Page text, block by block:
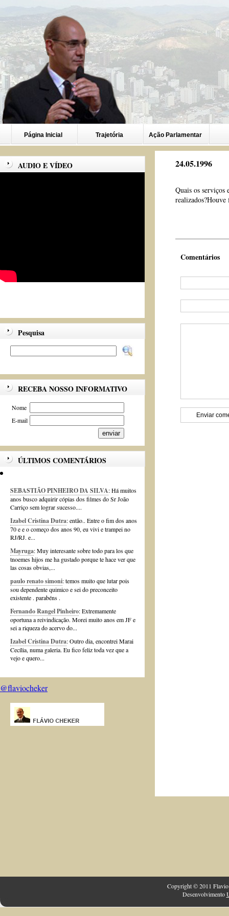
Página Inicial Trajetória Ação Parlamentar
AUDIO E VÍDEO
Pesquisa
RECEBA NOSSO INFORMATIVO
Nome
E-mail
ÚLTIMOS COMENTÁRIOS
SEBASTIÃO PINHEIRO DA SILVA: Há muitos
anos busco adquirir cópias dos filmes do Sr João
Carriço sem lograr sucesso....
Izabel Cristina Dutra: então.. Entre o fim dos anos
70 e e o começo dos anos 90, eu vivi e trampei no
RJ/RJ. e...
Mayruga: Muy interesante sobre todo para los que
tnoemes hijos me ha gustado porque te hace ver que
las cosas obvias,...
paulo renato simoni: temos muito que lutar pois
sou dependente quimico e sei do preconceito
existente . parabéns .
Fernando Rangel Pinheiro: Extremamente
oportuna a reivindicação. Morei muito anos em JF e
sei a riqueza do acervo do...
Izabel Cristina Dutra: Outro dia, encontrei Marai
Cecília, numa galeria. Eu fico feliz toda vez que a
vejo e quero...
@flaviocheker
24.05.1996
Quais os
realizados?Houve
Comentários
Copyright © 2011 Flavio
Desenvolvimento